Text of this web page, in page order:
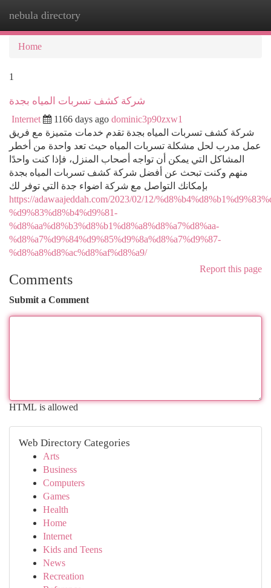
nebula directory
Home
1
شركة كشف تسربات المياه بجدة
Internet 1166 days ago dominic3p90zxw1
شركة كشف تسربات المياه بجدة تقدم خدمات متميزة مع فريق
عمل مدرب لحل مشكلة تسربات المياه حيث تعد واحدة من أخطر
المشاكل التي يمكن أن تواجه أصحاب المنزل، فإذا كنت واحدًا
منهم وكنت تبحث عن أفضل شركة كشف تسربات المياه بجدة
بإمكانك التواصل مع شركة اضواء جدة التي توفر لك
https://adawaajeddah.com/2023/02/12/
%d9%83%d8%b4%d9%81-
%d8%aa%d8%b3%d8%b1%d8%a8%d8%a7%d8%aa-
%d8%a7%d9%84%d9%85%d9%8a%d8%a7%d9%87-
%d8%a8%d8%ac%d8%af%d8%a9/
Report this page
Comments
Submit a Comment
HTML is allowed
Web Directory Categories
Arts
Business
Computers
Games
Health
Home
Internet
Kids and Teens
News
Recreation